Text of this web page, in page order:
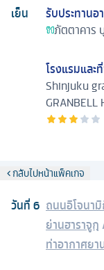
เย็น
รับประทานอ
ภัตตาคาร
โรงแรมและ
Shinjuku
GRANBELL
กลับไปหน้าแพ็คเกจ
วันที่6 ถนนอิโจนา
ย่านฮาราจูกุ
ท่าอากาศยา